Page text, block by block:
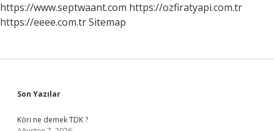
https://www.septwaant.com https://ozfiratyapi.com.tr
https://eeee.com.trSitemap
Sidebar
Son Yazılar
Köri ne demek TDK ?